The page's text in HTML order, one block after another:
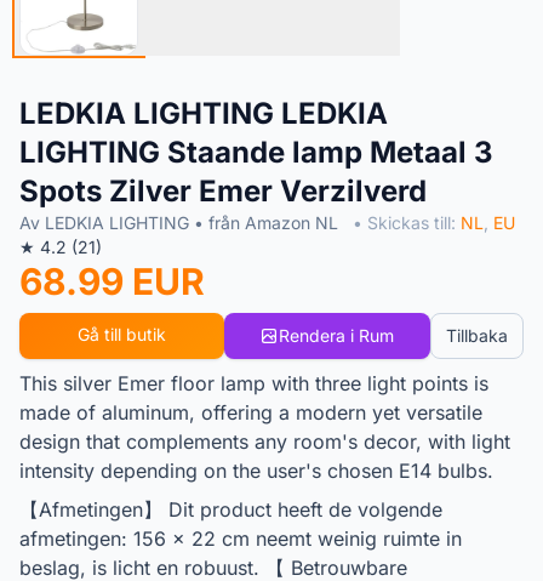
LEDKIA LIGHTING LEDKIA
LIGHTING Staande lamp Metaal 3
Spots Zilver Emer Verzilverd
Av LEDKIA LIGHTING • från Amazon NL • Skickas till: NL EU
★ 4.2 (21)
68.99 EUR
Gå till butik Rendera i Rum Tillbaka
This silver Emer floor lamp with three light points is
made of aluminum, offering a modern yet versatile
design that complements any room's decor, with light
intensity depending on the user's chosen E14 bulbs.
【Afmetingen】 Dit product heeft de volgende
afmetingen: 156 x 22 cm neemt weinig ruimte in
beslag, is licht en robuust. 【 Betrouwbare